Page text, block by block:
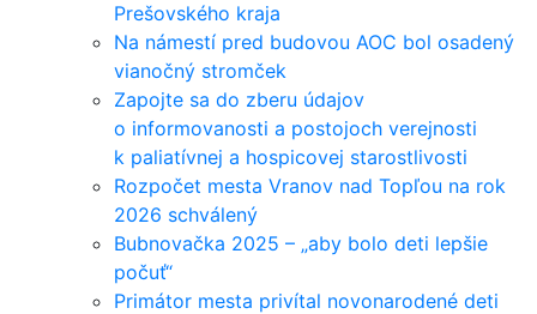
Prešovského kraja
Na námestí pred budovou AOC bol osadený
vianočný stromček
Zapojte sa do zberu údajov
o informovanosti a postojoch verejnosti
k paliatívnej a hospicovej starostlivosti
Rozpočet mesta Vranov nad Topľou na rok
2026 schválený
Bubnovačka 2025 – „aby bolo deti lepšie
počuť“
Primátor mesta privítal novonarodené deti